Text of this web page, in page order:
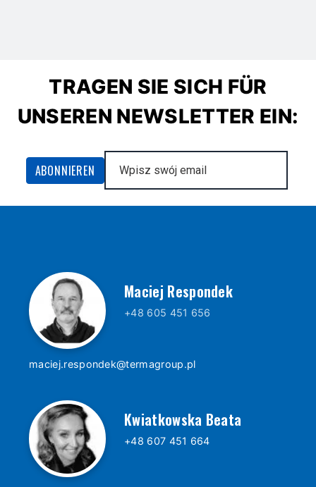
TRAGEN SIE SICH FÜR
UNSEREN NEWSLETTER EIN:
Maciej Respondek
+48 605 451 656
maciej.respondek@termagroup.pl
Kwiatkowska Beata
+48 607 451 664